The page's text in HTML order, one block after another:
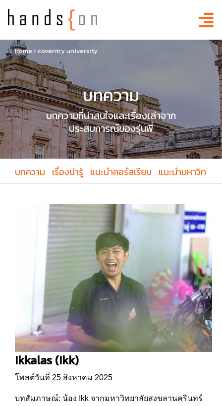
Home › coventry university
บทความ
บทความที่น่าสนใจและเรื่องเล่าจาก
ประสบการณ์ของรุ่นพี่
บทความ เรื่องน่ารู้ แนะนำคอร์สเรียน แนะนำมหาวิทยา
Ikkalas (Ikk)
โพสต์วันที่ 25 สิงหาคม 2025
บทสัมภาษณ์: น้อง Ikk จากมหาวิทยาลัยสงขลานครินทร์